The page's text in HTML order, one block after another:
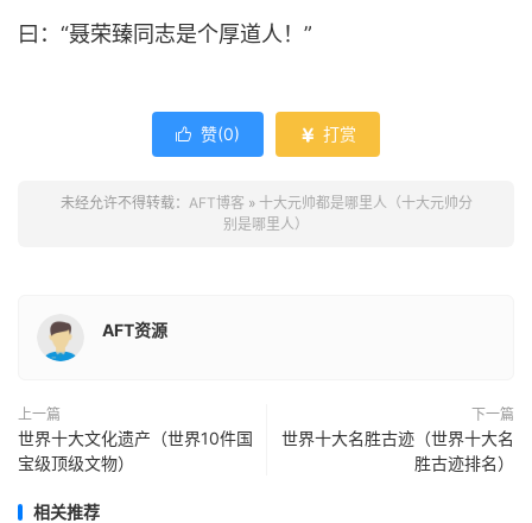
曰：“聂荣臻同志是个厚道人！”
 赞(0)  打赏
未经允许不得转载： AFT博客 » 十大元帅都是哪里人（十大元帅分
别是哪里人）
AFT资源
上一篇
世界十大文化遗产（世界10件国
宝级顶级文物）
下一篇
世界十大名胜古迹（世界十大名
胜古迹排名）
相关推荐